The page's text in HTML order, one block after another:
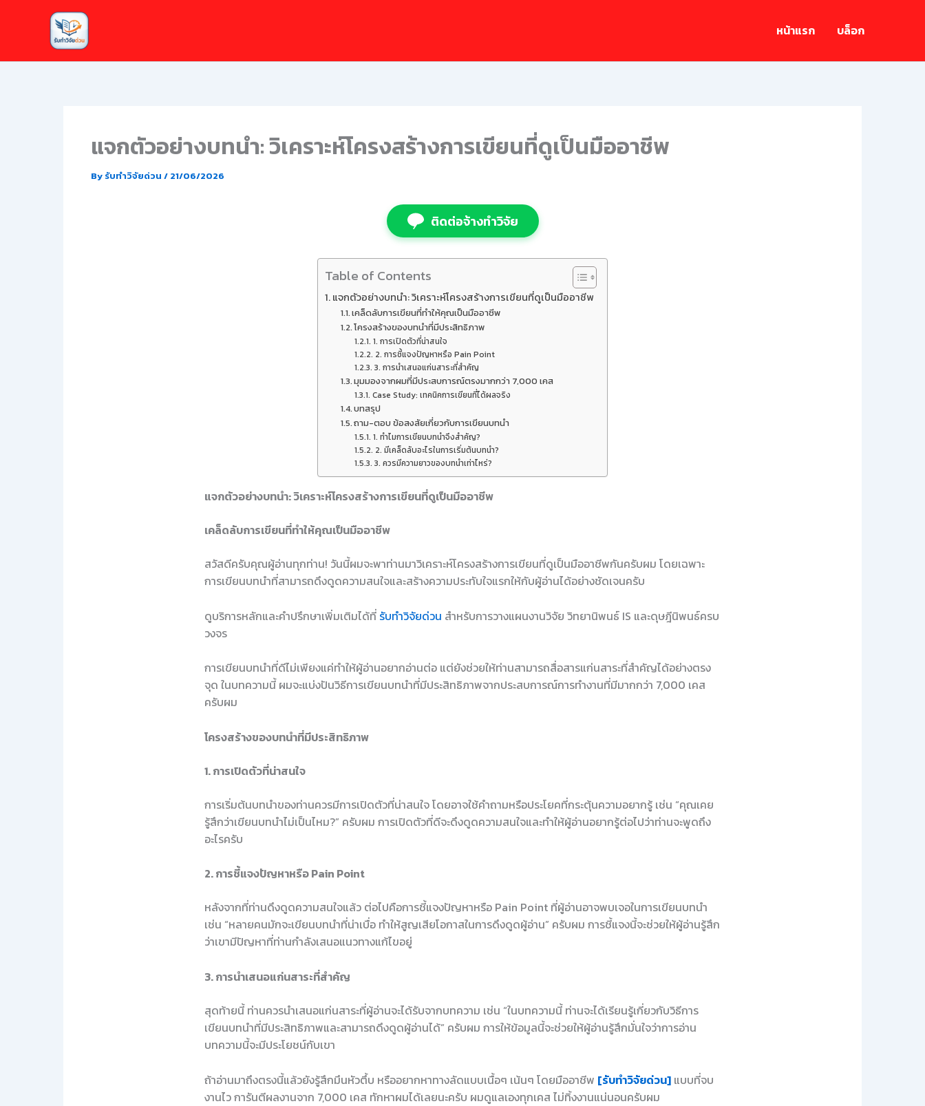
หน้าแรก บล็อก
แจกตัวอย่างบทนำ: วิเคราะห์โครงสร้างการเขียนที่ดูเป็นมืออาชีพ
By รับทำวิจัยด่วน / 21/06/2026
ติดต่อจ้างทำวิจัย
Table of Contents
แจกตัวอย่างบทนำ: วิเคราะห์โครงสร้างการเขียนที่ดูเป็นมืออาชีพ
เคล็ดลับการเขียนที่ทำให้คุณเป็นมืออาชีพ
โครงสร้างของบทนำที่มีประสิทธิภาพ
1. การเปิดตัวที่น่าสนใจ
2. การชี้แจงปัญหาหรือ Pain Point
3. การนำเสนอแก่นสาระที่สำคัญ
มุมมองจากผมที่มีประสบการณ์ตรงมากกว่า 7,000 เคส
Case Study: เทคนิคการเขียนที่ได้ผลจริง
บทสรุป
ถาม-ตอบ ข้อสงสัยเกี่ยวกับการเขียนบทนำ
1. ทำไมการเขียนบทนำจึงสำคัญ?
2. มีเคล็ดลับอะไรในการเริ่มต้นบทนำ?
3. ควรมีความยาวของบทนำเท่าไหร่?
แจกตัวอย่างบทนำ: วิเคราะห์โครงสร้างการเขียนที่ดูเป็นมืออาชีพ
เคล็ดลับการเขียนที่ทำให้คุณเป็นมืออาชีพ
สวัสดีครับคุณผู้อ่านทุกท่าน! วันนี้ผมจะพาท่านมาวิเคราะห์โครงสร้างการเขียนที่ดูเป็นมืออาชีพกันครับผม โดยเฉพาะ
การเขียนบทนำที่สามารถดึงดูดความสนใจและสร้างความประทับใจแรกให้กับผู้อ่านได้อย่างชัดเจนครับ
ดูบริการหลักและคำปรึกษาเพิ่มเติมได้ที่ รับทำวิจัยด่วน สำหรับการวางแผนงานวิจัย วิทยานิพนธ์ IS และดุษฎีนิพนธ์ครบ
วงจร
การเขียนบทนำที่ดีไม่เพียงแค่ทำให้ผู้อ่านอยากอ่านต่อ แต่ยังช่วยให้ท่านสามารถสื่อสารแก่นสาระที่สำคัญได้อย่างตรง
จุด ในบทความนี้ ผมจะแบ่งปันวิธีการเขียนบทนำที่มีประสิทธิภาพจากประสบการณ์การทำงานที่มีมากกว่า 7,000 เคส
ครับผม
โครงสร้างของบทนำที่มีประสิทธิภาพ
1. การเปิดตัวที่น่าสนใจ
การเริ่มต้นบทนำของท่านควรมีการเปิดตัวที่น่าสนใจ โดยอาจใช้คำถามหรือประโยคที่กระตุ้นความอยากรู้ เช่น “คุณเคย
รู้สึกว่าเขียนบทนำไม่เป็นไหม?” ครับผม การเปิดตัวที่ดีจะดึงดูดความสนใจและทำให้ผู้อ่านอยากรู้ต่อไปว่าท่านจะพูดถึง
อะไรครับ
2. การชี้แจงปัญหาหรือ Pain Point
หลังจากที่ท่านดึงดูดความสนใจแล้ว ต่อไปคือการชี้แจงปัญหาหรือ Pain Point ที่ผู้อ่านอาจพบเจอในการเขียนบทนำ
เช่น “หลายคนมักจะเขียนบทนำที่น่าเบื่อ ทำให้สูญเสียโอกาสในการดึงดูดผู้อ่าน” ครับผม การชี้แจงนี้จะช่วยให้ผู้อ่านรู้สึก
ว่าเขามีปัญหาที่ท่านกำลังเสนอแนวทางแก้ไขอยู่
3. การนำเสนอแก่นสาระที่สำคัญ
สุดท้ายนี้ ท่านควรนำเสนอแก่นสาระที่ผู้อ่านจะได้รับจากบทความ เช่น “ในบทความนี้ ท่านจะได้เรียนรู้เกี่ยวกับวิธีการ
เขียนบทนำที่มีประสิทธิภาพและสามารถดึงดูดผู้อ่านได้” ครับผม การให้ข้อมูลนี้จะช่วยให้ผู้อ่านรู้สึกมั่นใจว่าการอ่าน
บทความนี้จะมีประโยชน์กับเขา
ถ้าอ่านมาถึงตรงนี้แล้วยังรู้สึกมึนหัวตึ้บ หรืออยากหาทางลัดแบบเนื้อๆ เน้นๆ โดยมืออาชีพ [รับทำวิจัยด่วน] แบบที่จบ
งานไว การันตีผลงานจาก 7,000 เคส ทักหาผมได้เลยนะครับ ผมดูแลเองทุกเคส ไม่ทิ้งงานแน่นอนครับผม